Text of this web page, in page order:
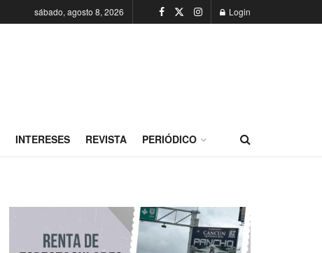
sábado, agosto 8, 2026 Login
INTERESES REVISTA PERIÓDICO